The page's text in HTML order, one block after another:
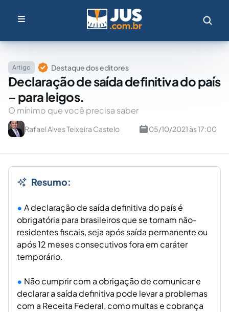
Artigo Destaque dos editores
Declaração de saída definitiva do país
– para leigos.
O mínimo que você precisa saber
Rafael Alves Teixeira Castelo 05/10/2021 às 17:00
Resumo:
A declaração de saída definitiva do país é
obrigatória para brasileiros que se tornam não-
residentes fiscais, seja após saída permanente ou
após 12 meses consecutivos fora em caráter
temporário.
Não cumprir com a obrigação de comunicar e
declarar a saída definitiva pode levar a problemas
com a Receita Federal, como multas e cobrança